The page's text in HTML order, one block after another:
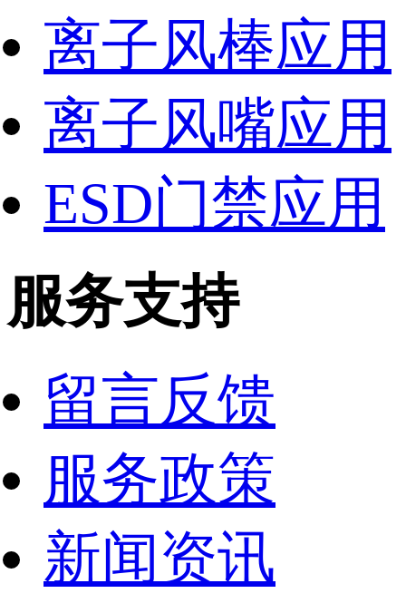
离子风棒应用
离子风嘴应用
ESD门禁应用
服务支持
留言反馈
服务政策
新闻资讯